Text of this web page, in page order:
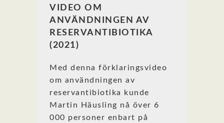
VIDEO OM
ANVÄNDNINGEN AV
RESERVANTIBIOTIKA
(2021)
Med denna förklaringsvideo
om användningen av
reservantibiotika kunde
Martin Häusling nå över 6
000 personer enbart på